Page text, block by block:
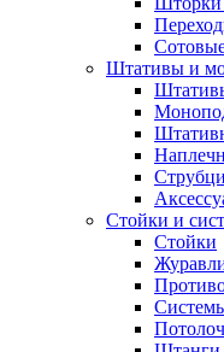
Штативы и
Стойки и
Стойки